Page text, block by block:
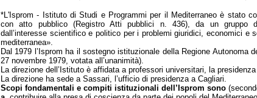
*L'Isprom - Istituto di Studi e Programmi per il Mediterraneo è stato
con atto pubblico (Registro Atti pubblici n. 436), da un gruppo
dall’interesse scientifico e politico per i problemi giuridici, economici e
mediterranea».
Dal 1979 l’Isprom ha il sostegno istituzionale della Regione Autonoma
27 novembre 1979, votata all’unanimità).
La direzione dell’Istituto è affidata a professori universitari, la
La direzione ha sede a Sassari, l’ufficio di presidenza a Cagliari.
Scopi fondamentali e compiti istituzionali dell’Isprom sono